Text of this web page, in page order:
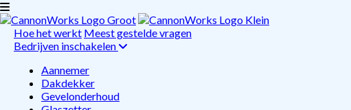
Hoe het werkt Meest gestelde vragen
Bedrijven inschakelen
Aannemer
Dakdekker
Gevelonderhoud